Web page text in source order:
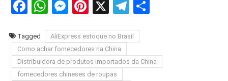
Facebook
WhatsApp
Messenger
Pinterest
X Telegram
Share
Tagged
AliExpress estoque no Brasil
Como achar fornecedores na China
Distribuidora de produtos importados da China
fornecedores chineses de roupas